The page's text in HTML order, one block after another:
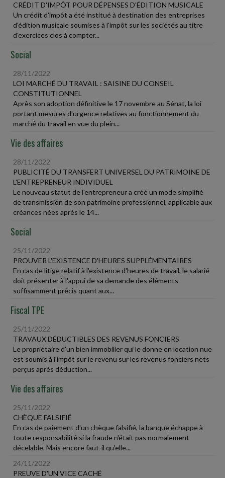
CRÉDIT D'IMPÔT POUR DÉPENSES D'ÉDITION MUSICALE
Un crédit d'impôt a été institué à destination des entreprises
d'édition musicale soumises à l'impôt sur les sociétés au titre
d'exercices clos à compter...
Social
28/11/2022
LOI MARCHÉ DU TRAVAIL : SAISINE DU CONSEIL
CONSTITUTIONNEL
Après son adoption définitive le 17 novembre au Sénat, la loi
portant mesures d'urgence relatives au fonctionnement du
marché du travail en vue du plein...
Vie des affaires
28/11/2022
PUBLICITÉ DU TRANSFERT UNIVERSEL DU PATRIMOINE DE
L'ENTREPRENEUR INDIVIDUEL
Le nouveau statut de l'entrepreneur a créé un mode simplifié
de transmission de son patrimoine professionnel, applicable aux
créances nées après le 14...
Social
25/11/2022
PROUVER L'EXISTENCE D'HEURES SUPPLÉMENTAIRES
En cas de litige relatif à l'existence d'heures de travail, le salarié
doit présenter à l'appui de sa demande des éléments
suffisamment précis quant aux...
Fiscal TPE
25/11/2022
TRAVAUX DÉDUCTIBLES DES REVENUS FONCIERS
Le propriétaire d'un bien immobilier qui le donne en location nue
est soumis à l'impôt sur le revenu sur les revenus fonciers nets
perçus après déduction...
Vie des affaires
25/11/2022
CHÈQUE FALSIFIÉ
En cas de paiement d'un chèque falsifié, la banque échappe à
toute responsabilité si la fraude n'était pas normalement
décelable. Mais encore faut-il qu'elle...
24/11/2022
PREUVE D'UN VICE CACHÉ